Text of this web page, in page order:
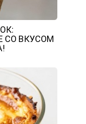
СО ВКУСОМ